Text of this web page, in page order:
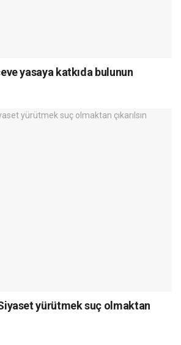
yasaya katkıda bulunun
yürütmek suç olmaktan